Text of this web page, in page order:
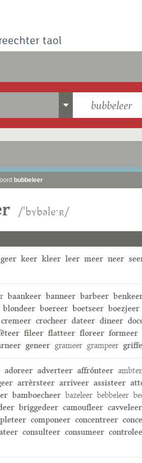
bubbeleer
/ˈbʏbəleˑʀ/
geer keer kleer leer meer neer
baankeer banneer barbeer
blondeer boereer boetseer boezjeer
cremeer crocheer dateer dineer
fileer flatteer floreer formeer
geneer grameer grampeer
adoreer adverteer affrónteer
arrèrsteer arriveer assisteer
bamboecheer bazeleer bebbeleer
briggedeer camoufleer cavveleer
componeer concentreer
consulteer consumeer